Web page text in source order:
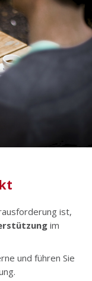
ist,
im
und führen Sie